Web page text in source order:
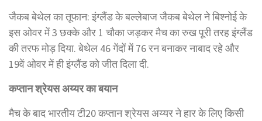
जैकब बेथेल का तूफान: इंग्लैंड के बल्लेबाज जैकब बेथेल ने बिश्नोई के
इस ओवर में 3 छक्के और 1 चौका जड़कर मैच का रुख पूरी तरह इंग्लैंड
की तरफ मोड़ दिया. बेथेल 46 गेंदों में 76 रन बनाकर नाबाद रहे और
19वें ओवर में ही इंग्लैंड को जीत दिला दी.
कप्तान श्रेयस अय्यर का बयान
मैच के बाद भारतीय टी20 कप्तान श्रेयस अय्यर ने हार के लिए किसी